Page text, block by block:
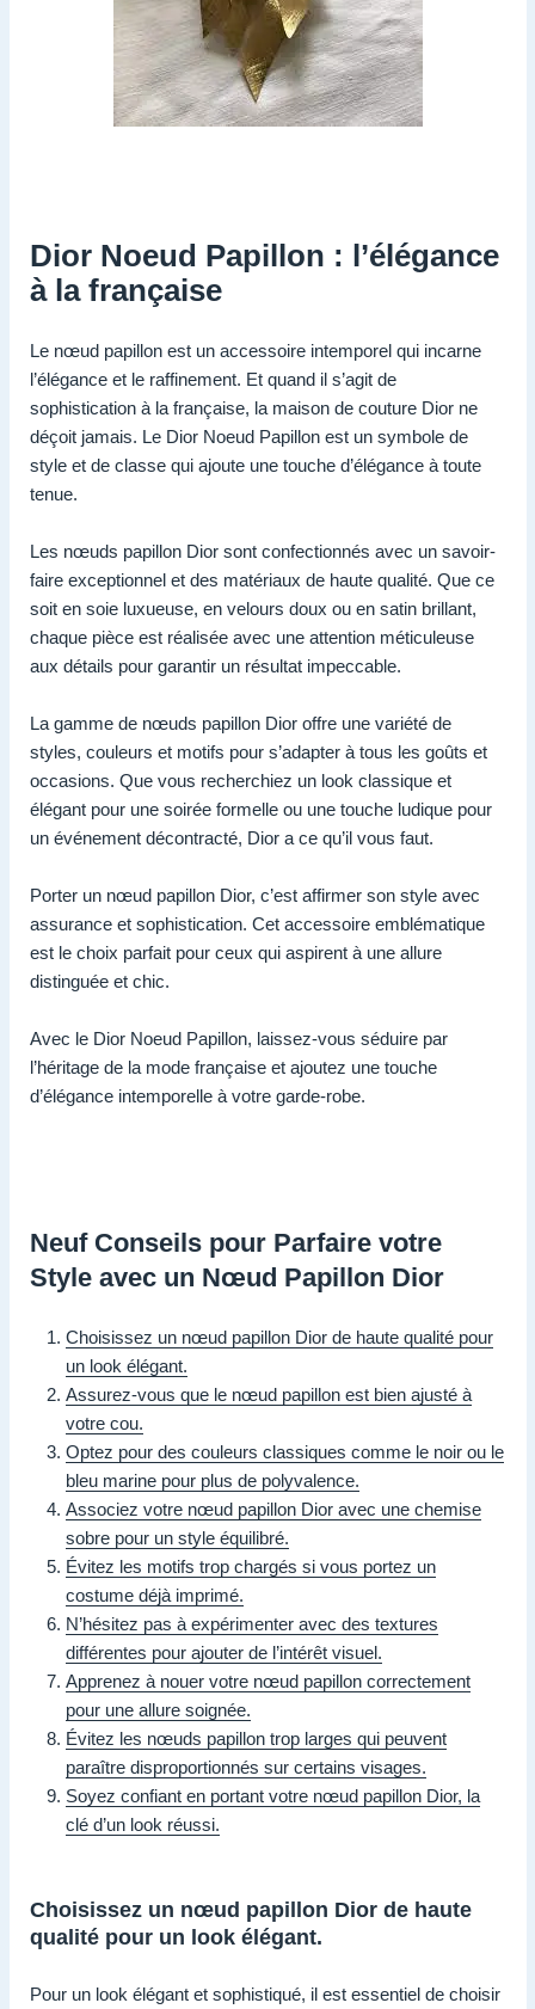
Dior Noeud Papillon : l’élégance
à la française
Le nœud papillon est un accessoire intemporel qui incarne
l’élégance et le raffinement. Et quand il s’agit de
sophistication à la française, la maison de couture Dior ne
déçoit jamais. Le Dior Noeud Papillon est un symbole de
style et de classe qui ajoute une touche d’élégance à toute
tenue.
Les nœuds papillon Dior sont confectionnés avec un savoir-
faire exceptionnel et des matériaux de haute qualité. Que ce
soit en soie luxueuse, en velours doux ou en satin brillant,
chaque pièce est réalisée avec une attention méticuleuse
aux détails pour garantir un résultat impeccable.
La gamme de nœuds papillon Dior offre une variété de
styles, couleurs et motifs pour s’adapter à tous les goûts et
occasions. Que vous recherchiez un look classique et
élégant pour une soirée formelle ou une touche ludique pour
un événement décontracté, Dior a ce qu’il vous faut.
Porter un nœud papillon Dior, c’est affirmer son style avec
assurance et sophistication. Cet accessoire emblématique
est le choix parfait pour ceux qui aspirent à une allure
distinguée et chic.
Avec le Dior Noeud Papillon, laissez-vous séduire par
l’héritage de la mode française et ajoutez une touche
d’élégance intemporelle à votre garde-robe.
Neuf Conseils pour Parfaire votre
Style avec un Nœud Papillon Dior
Choisissez un nœud papillon Dior de haute qualité pour
un look élégant.
Assurez-vous que le nœud papillon est bien ajusté à
votre cou.
Optez pour des couleurs classiques comme le noir ou le
bleu marine pour plus de polyvalence.
Associez votre nœud papillon Dior avec une chemise
sobre pour un style équilibré.
Évitez les motifs trop chargés si vous portez un
costume déjà imprimé.
N’hésitez pas à expérimenter avec des textures
différentes pour ajouter de l’intérêt visuel.
Apprenez à nouer votre nœud papillon correctement
pour une allure soignée.
Évitez les nœuds papillon trop larges qui peuvent
paraître disproportionnés sur certains visages.
Soyez confiant en portant votre nœud papillon Dior, la
clé d’un look réussi.
Choisissez un nœud papillon Dior de haute
qualité pour un look élégant.
Pour un look élégant et sophistiqué, il est essentiel de choisir